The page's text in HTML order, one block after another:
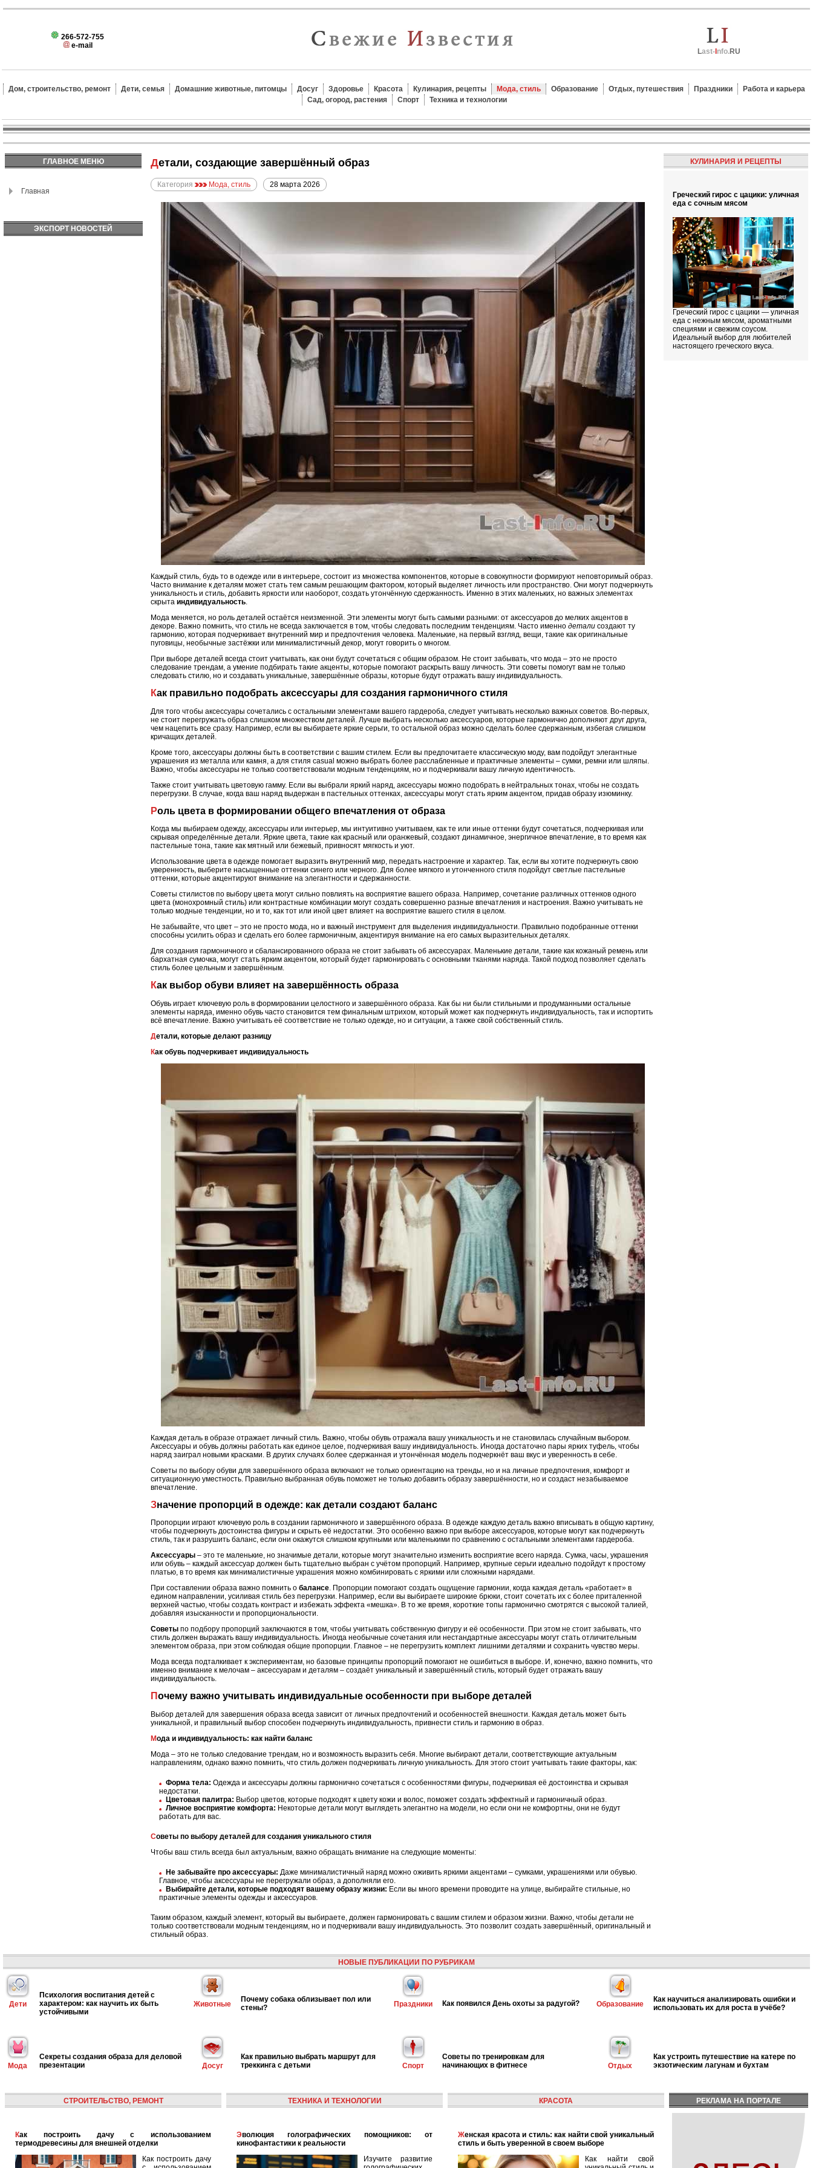
266-572-755
e-mail
Last- nfo.RU
Дом, строительство, ремонт Дети, семья Домашние животные, питомцы Досуг Здоровье Красота Кулинария, рецепты Мода, стиль Образование Отдых, путешествия Праздники
Работа и карьера
Сад, огород, растения
Спорт Техника и технологии
ГЛАВНОЕ МЕНЮ
Главная
ЭКСПОРТ НОВОСТЕЙ
Детали, создающие завершённый образ
Категория Мода, стиль 28 марта 2026
Каждый стиль, будь то в одежде или в интерьере, состоит из множества компонентов, которые в совокупности формируют неповторимый образ.
Часто внимание к деталям может стать тем самым решающим фактором, который выделяет личность или пространство. Они могут подчеркнуть
уникальность и стиль, добавить яркости или наоборот, создать утончённую сдержанность. Именно в этих маленьких, но важных элементах
скрыта индивидуальность.
Мода меняется, но роль деталей остаётся неизменной. Эти элементы могут быть самыми разными: от аксессуаров до мелких акцентов в
декоре. Важно помнить, что стиль не всегда заключается в том, чтобы следовать последним тенденциям. Часто именно детали создают ту
гармонию, которая подчеркивает внутренний мир и предпочтения человека. Маленькие, на первый взгляд, вещи, такие как оригинальные
пуговицы, необычные застёжки или минималистичный декор, могут говорить о многом.
При выборе деталей всегда стоит учитывать, как они будут сочетаться с общим образом. Не стоит забывать, что мода – это не просто
следование трендам, а умение подбирать такие акценты, которые помогают раскрыть вашу личность. Эти советы помогут вам не только
следовать стилю, но и создавать уникальные, завершённые образы, которые будут отражать вашу индивидуальность.
Как правильно подобрать аксессуары для создания гармоничного стиля
Для того чтобы аксессуары сочетались с остальными элементами вашего гардероба, следует учитывать несколько важных советов. Во-первых,
не стоит перегружать образ слишком множеством деталей. Лучше выбрать несколько аксессуаров, которые гармонично дополняют друг друга,
чем нацепить все сразу. Например, если вы выбираете яркие серьги, то остальной образ можно сделать более сдержанным, избегая слишком
кричащих деталей.
Кроме того, аксессуары должны быть в соответствии с вашим стилем. Если вы предпочитаете классическую моду, вам подойдут элегантные
украшения из металла или камня, а для стиля casual можно выбрать более расслабленные и практичные элементы – сумки, ремни или шляпы.
Важно, чтобы аксессуары не только соответствовали модным тенденциям, но и подчеркивали вашу личную идентичность.
Также стоит учитывать цветовую гамму. Если вы выбрали яркий наряд, аксессуары можно подобрать в нейтральных тонах, чтобы не создать
перегрузки. В случае, когда ваш наряд выдержан в пастельных оттенках, аксессуары могут стать ярким акцентом, придав образу изюминку.
Роль цвета в формировании общего впечатления от образа
Когда мы выбираем одежду, аксессуары или интерьер, мы интуитивно учитываем, как те или иные оттенки будут сочетаться, подчеркивая или
скрывая определённые детали. Яркие цвета, такие как красный или оранжевый, создают динамичное, энергичное впечатление, в то время как
пастельные тона, такие как мятный или бежевый, привносят мягкость и уют.
Использование цвета в одежде помогает выразить внутренний мир, передать настроение и характер. Так, если вы хотите подчеркнуть свою
уверенность, выберите насыщенные оттенки синего или черного. Для более мягкого и утонченного стиля подойдут светлые пастельные
оттенки, которые акцентируют внимание на элегантности и сдержанности.
Советы стилистов по выбору цвета могут сильно повлиять на восприятие вашего образа. Например, сочетание различных оттенков одного
цвета (монохромный стиль) или контрастные комбинации могут создать совершенно разные впечатления и настроения. Важно учитывать не
только модные тенденции, но и то, как тот или иной цвет влияет на восприятие вашего стиля в целом.
Не забывайте, что цвет – это не просто мода, но и важный инструмент для выделения индивидуальности. Правильно подобранные оттенки
способны усилить образ и сделать его более гармоничным, акцентируя внимание на его самых выразительных деталях.
Для создания гармоничного и сбалансированного образа не стоит забывать об аксессуарах. Маленькие детали, такие как кожаный ремень или
бархатная сумочка, могут стать ярким акцентом, который будет гармонировать с основными тканями наряда. Такой подход позволяет сделать
стиль более цельным и завершённым.
Как выбор обуви влияет на завершённость образа
Обувь играет ключевую роль в формировании целостного и завершённого образа. Как бы ни были стильными и продуманными остальные
элементы наряда, именно обувь часто становится тем финальным штрихом, который может как подчеркнуть индивидуальность, так и испортить
всё впечатление. Важно учитывать её соответствие не только одежде, но и ситуации, а также свой собственный стиль.
Детали, которые делают разницу
Как обувь подчеркивает индивидуальность
Каждая деталь в образе отражает личный стиль. Важно, чтобы обувь отражала вашу уникальность и не становилась случайным выбором.
Аксессуары и обувь должны работать как единое целое, подчеркивая вашу индивидуальность. Иногда достаточно пары ярких туфель, чтобы
наряд заиграл новыми красками. В других случаях более сдержанная и утончённая модель подчеркнёт ваш вкус и уверенность в себе.
Советы по выбору обуви для завершённого образа включают не только ориентацию на тренды, но и на личные предпочтения, комфорт и
ситуационную уместность. Правильно выбранная обувь поможет не только добавить образу завершённости, но и создаст незабываемое
впечатление.
Значение пропорций в одежде: как детали создают баланс
Пропорции играют ключевую роль в создании гармоничного и завершённого образа. В одежде каждую деталь важно вписывать в общую картину,
чтобы подчеркнуть достоинства фигуры и скрыть её недостатки. Это особенно важно при выборе аксессуаров, которые могут как подчеркнуть
стиль, так и разрушить баланс, если они окажутся слишком крупными или маленькими по сравнению с остальными элементами гардероба.
Аксессуары – это те маленькие, но значимые детали, которые могут значительно изменить восприятие всего наряда. Сумка, часы, украшения
или обувь – каждый аксессуар должен быть тщательно выбран с учётом пропорций. Например, крупные серьги идеально подойдут к простому
платью, в то время как минималистичные украшения можно комбинировать с яркими или сложными нарядами.
При составлении образа важно помнить о балансе. Пропорции помогают создать ощущение гармонии, когда каждая деталь «работает» в
едином направлении, усиливая стиль без перегрузки. Например, если вы выбираете широкие брюки, стоит сочетать их с более приталенной
верхней частью, чтобы создать контраст и избежать эффекта «мешка». В то же время, короткие топы гармонично смотрятся с высокой талией,
добавляя изысканности и пропорциональности.
Советы по подбору пропорций заключаются в том, чтобы учитывать собственную фигуру и её особенности. При этом не стоит забывать, что
стиль должен выражать вашу индивидуальность. Иногда необычные сочетания или нестандартные аксессуары могут стать отличительным
элементом образа, при этом соблюдая общие пропорции. Главное – не перегрузить комплект лишними деталями и сохранить чувство меры.
Мода всегда подталкивает к экспериментам, но базовые принципы пропорций помогают не ошибиться в выборе. И, конечно, важно помнить, что
именно внимание к мелочам – аксессуарам и деталям – создаёт уникальный и завершённый стиль, который будет отражать вашу
индивидуальность.
Почему важно учитывать индивидуальные особенности при выборе деталей
Выбор деталей для завершения образа всегда зависит от личных предпочтений и особенностей внешности. Каждая деталь может быть
уникальной, и правильный выбор способен подчеркнуть индивидуальность, привнести стиль и гармонию в образ.
Мода и индивидуальность: как найти баланс
Мода – это не только следование трендам, но и возможность выразить себя. Многие выбирают детали, соответствующие актуальным
направлениям, однако важно помнить, что стиль должен подчеркивать личную уникальность. Для этого стоит учитывать такие факторы, как:
Форма тела: Одежда и аксессуары должны гармонично сочетаться с особенностями фигуры, подчеркивая её достоинства и скрывая
недостатки.
Цветовая палитра: Выбор цветов, которые подходят к цвету кожи и волос, поможет создать эффектный и гармоничный образ.
Личное восприятие комфорта: Некоторые детали могут выглядеть элегантно на модели, но если они не комфортны, они не будут
работать для вас.
Советы по выбору деталей для создания уникального стиля
Чтобы ваш стиль всегда был актуальным, важно обращать внимание на следующие моменты:
Не забывайте про аксессуары: Даже минималистичный наряд можно оживить яркими акцентами – сумками, украшениями или обувью.
Главное, чтобы аксессуары не перегружали образ, а дополняли его.
Выбирайте детали, которые подходят вашему образу жизни: Если вы много времени проводите на улице, выбирайте стильные, но
практичные элементы одежды и аксессуаров.
Таким образом, каждый элемент, который вы выбираете, должен гармонировать с вашим стилем и образом жизни. Важно, чтобы детали не
только соответствовали модным тенденциям, но и подчеркивали вашу индивидуальность. Это позволит создать завершённый, оригинальный и
стильный образ.
КУЛИНАРИЯ И РЕЦЕПТЫ
Греческий гирос с цацики: уличная
еда с сочным мясом
Греческий гирос с цацики — уличная
еда с нежным мясом, ароматными
специями и свежим соусом.
Идеальный выбор для любителей
настоящего греческого вкуса.
НОВЫЕ ПУБЛИКАЦИИ ПО РУБРИКАМ
Дети
Психология воспитания детей с
характером: как научить их быть
устойчивыми
Животные
Почему собака облизывает пол или
стены?
Праздники Как появился День охоты за радугой? Образование
Как научиться анализировать ошибки и
использовать их для роста в учёбе?
Мода
Секреты создания образа для деловой
презентации
Досуг
Как правильно выбрать маршрут для
треккинга с детьми
Спорт
Советы по тренировкам для
начинающих в фитнесе
Отдых
Как устроить путешествие на катере по
экзотическим лагунам и бухтам
СТРОИТЕЛЬСТВО, РЕМОНТ
Как построить дачу с использованием
термодревесины для внешней отделки
Как построить дачу
ТЕХНИКА И ТЕХНОЛОГИИ
Эволюция голографических помощников: от
кинофантастики к реальности
Изучите развитие
КРАСОТА
Женская красота и стиль: как найти свой уникальный
стиль и быть уверенной в своем выборе
Как найти свой
РЕКЛАМА НА ПОРТАЛЕ